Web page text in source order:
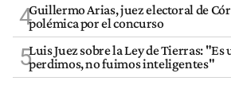
4Guillermo Arias, juez electoral de
polémica por el concurso
5Luis Juez sobre la Ley de Tierras: "Es
perdimos, no fuimos inteligentes"